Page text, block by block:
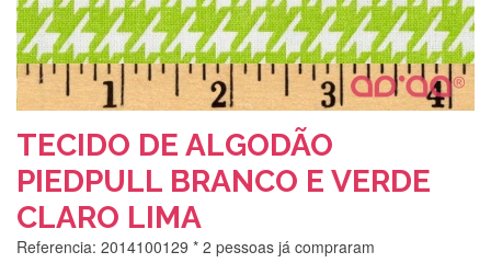
TECIDO DE ALGODÃO
PIEDPULL BRANCO E VERDE
CLARO LIMA
Referencia: 2014100129 * 2 pessoas já compraram